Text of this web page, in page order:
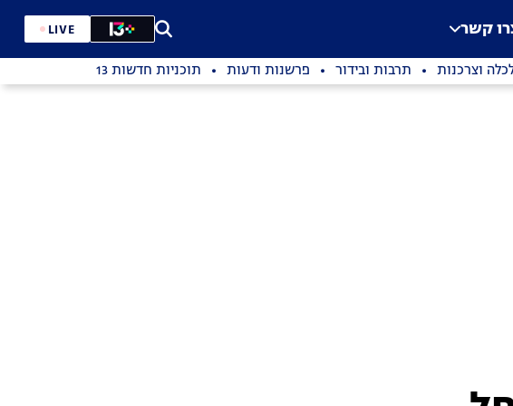
קשר LIVE
וצרכנות תרבות ובידור פרשנות ודעות תוכניות חדשות 13